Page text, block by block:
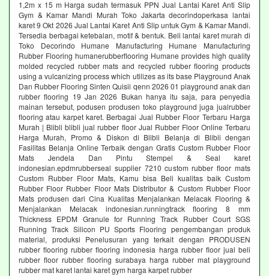
1,2m x 15 m Harga sudah termasuk PPN Jual Lantai Karet Anti Slip
Gym & Kamar Mandi Murah Toko Jakarta decorindoperkasa lantai
karet 9 Okt 2026 Jual Lantai Karet Anti Slip untuk Gym & Kamar Mandi.
Tersedia berbagai ketebalan, motif & bentuk. Beli lantai karet murah di
Toko Decorindo Humane Manufacturing Humane Manufacturing
Rubber Flooring humanerubberflooring Humane provides high quality
molded recycled rubber mats and recycled rubber flooring products
using a vulcanizing process which utilizes as its base Playground Anak
Dan Rubber Flooring Sinten Quisii qenn 2026 01 playground anak dan
rubber flooring 19 Jan 2026 Bukan hanya itu saja, para penyedia
mainan tersebut, podusen produsen toko playground juga jualrubber
flooring atau karpet karet. Berbagai Jual Rubber Floor Terbaru Harga
Murah | Blibli blibli jual rubber floor Jual Rubber Floor Online Terbaru
Harga Murah, Promo & Diskon di Blibli Belanja di Blibli dengan
Fasilitas Belanja Online Terbaik dengan Gratis Custom Rubber Floor
Mats Jendela Dan Pintu Stempel & Seal karet
indonesian.epdmrubberseal supplier 7210 custom rubber floor mats
Custom Rubber Floor Mats, Kamu bisa Beli kualitas baik Custom
Rubber Floor Rubber Floor Mats Distributor & Custom Rubber Floor
Mats produsen dari Cina Kualitas Menjalankan Melacak Flooring &
Menjalankan Melacak indonesian.runningtrack flooring 8 mm
Thickness EPDM Granule for Running Track Rubber Court SGS
Running Track Silicon PU Sports Flooring pengembangan produk
material, produksi Penelusuran yang terkait dengan PRODUSEN
rubber flooring rubber flooring indonesia harga rubber floor jual beli
rubber floor rubber flooring surabaya harga rubber mat playground
rubber mat karet lantai karet gym harga karpet rubber